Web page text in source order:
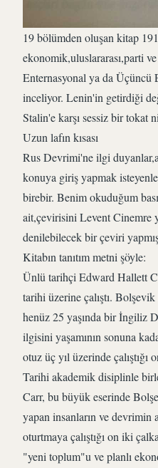
19 bölümden oluşan kitap
ekonomik,uluslararası,parti
Enternasyonal ya da Üçüncü
inceliyor. Lenin'in getirdiği
Stalin'e karşı sessiz bir tokat
Uzun lafın kısası
Rus Devrimi'ne ilgi
konuya giriş yapmak
birebir. Benim okuduğum
ait,çevirisini Levent Cinemre
denilebilecek bir çeviri
Kitabın tanıtım metni şöyle:
Ünlü tarihçi Edward Hallett
tarihi üzerine çalıştı.
henüz 25 yaşında bir İngiliz
ilgisini yaşamının sonuna
otuz üç yıl üzerinde
Tarihi akademik disiplinle
Carr, bu büyük eserinde
yapan insanların ve devrimin
oturtmaya çalıştığı on iki
"yeni toplum"u ve planlı